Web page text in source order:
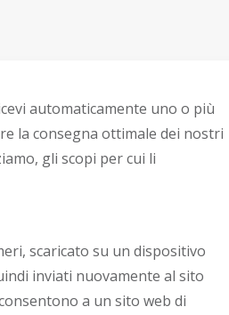
automaticamente uno o più
la consegna ottimale dei nostri
gli scopi per cui li
scaricato su un dispositivo
inviati nuovamente al sito
a un sito web di